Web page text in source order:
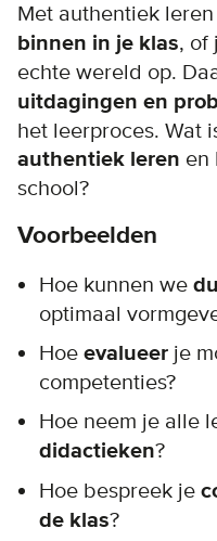
Met authentiek
binnen in je klas, of
echte wereld op.
uitdagingen en
het leerproces. Wat
authentiek leren en
school?
Voorbeelden
Hoe kunnen we
optimaal
Hoe evalueer je
competenties?
Hoe neem je alle
didactieken?
Hoe bespreek je
de klas?